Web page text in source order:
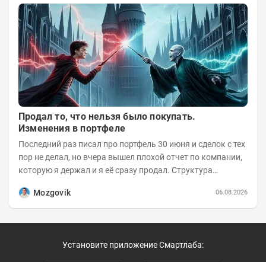
Продал то, что нельзя было покупать.
Изменения в портфеле
Последний раз писал про портфель 30 июня и сделок с тех
пор не делал, но вчера вышел плохой отчет по компании,
которую я держал и я её сразу продал. Структура
Mozgovik
06.08.2026
Установите приложение Смартлаба: